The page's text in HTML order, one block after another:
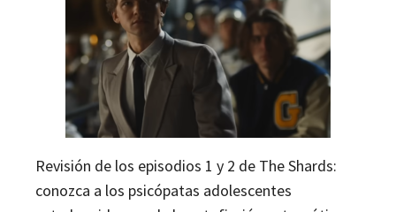
Revisión de los episodios 1 y 2 de The Shards:
conozca a los psicópatas adolescentes